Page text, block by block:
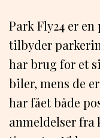
Park Fly24 er
tilbyder
har brug for et
biler, mens de
har fået både
anmeldelser fra